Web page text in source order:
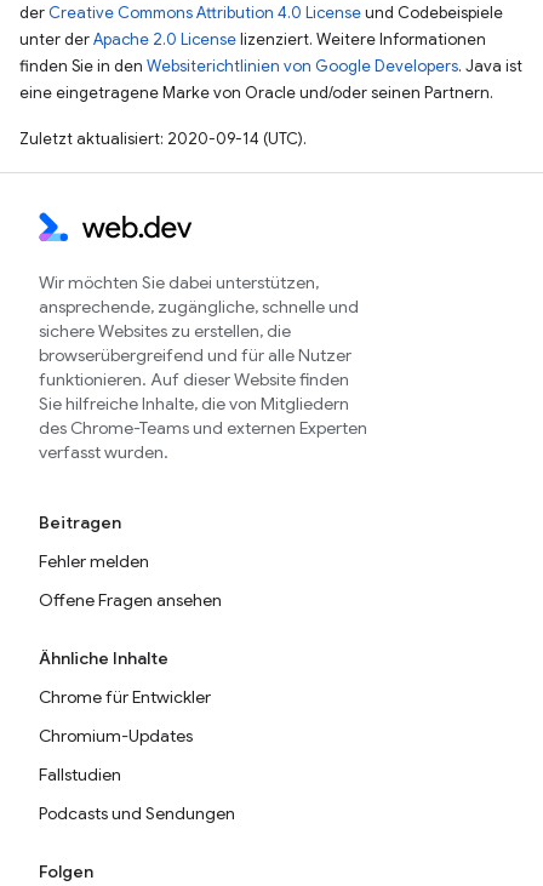
der Creative Commons Attribution 4.0 Licenseund Codebeispiele
unter derApache 2.0 Licenselizenziert. Weitere Informationen
finden Sie in den Websiterichtlinien von Google Developers. Java ist
eine eingetragene Marke von Oracle und/oder seinen Partnern.
Zuletzt aktualisiert: 2020-09-14 (UTC).
Wir möchten Sie dabei unterstützen,
ansprechende, zugängliche, schnelle und
sichere Websites zu erstellen, die
browserübergreifend und für alle Nutzer
funktionieren. Auf dieser Website finden
Sie hilfreiche Inhalte, die von Mitgliedern
des Chrome-Teams und externen Experten
verfasst wurden.
Beitragen
Fehler melden
Offene Fragen ansehen
Ähnliche Inhalte
Chrome für Entwickler
Chromium-Updates
Fallstudien
Podcasts und Sendungen
Folgen